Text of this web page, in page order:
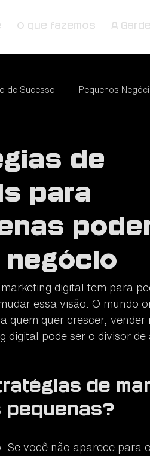
O que fazemos A
de Sucesso Pequenos
Sociais Vendas
Dicas para o blog
de
para
negócio
digital tem para
essa visão. O mundo
quem quer crescer, vender
digital pode ser o divisor de
de
pequenas?
Se você não aparece para